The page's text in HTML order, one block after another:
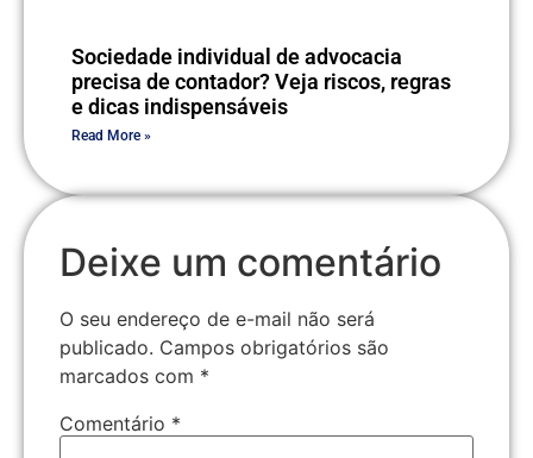
Sociedade individual de advocacia
precisa de contador? Veja riscos, regras
e dicas indispensáveis
Read More »
Deixe um comentário
O seu endereço de e-mail não será
publicado. Campos obrigatórios são
marcados com *
Comentário *